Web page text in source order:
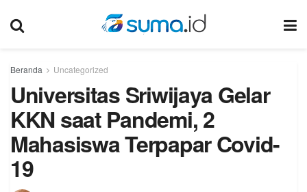
Beranda Uncategorized
Universitas Sriwijaya Gelar
KKN saat Pandemi, 2
Mahasiswa Terpapar Covid-
19